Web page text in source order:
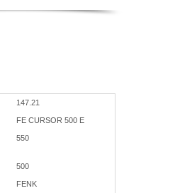
147.21
FE CURSOR 500 E
550
500
FENK